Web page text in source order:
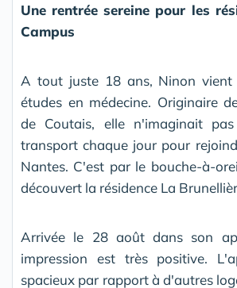
Une rentrée sereine pour les
Campus
A tout juste 18 ans, Ninon vient
études en médecine. Originaire
de Coutais, elle n'imaginait
transport chaque jour pour
Nantes. C'est par le bouche-à-
découvert la résidence La
Arrivée le 28 août dans son
impression est très positive.
spacieux par rapport à d'autres